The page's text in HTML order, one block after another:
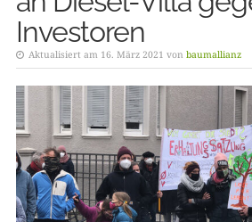
Investoren
Aktualisiert am 16. März 2021 von baumallianz